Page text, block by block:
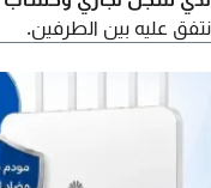
نتفق عليه بين الطرفين.